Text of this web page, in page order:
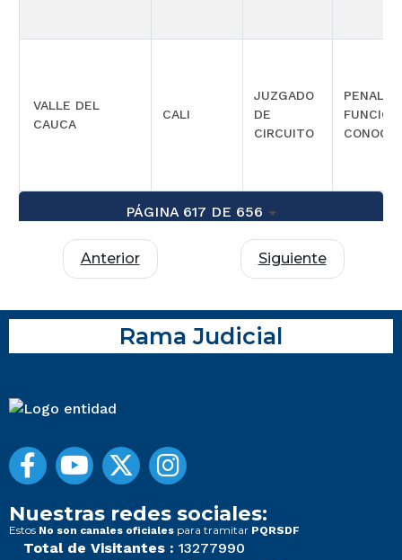
VALLE DEL
CAUCA
CALI
JUZGADO
DE
CIRCUITO
PENAL
PÁGINA 617 DE 656
Anterior Siguiente
Rama Judicial
Nuestras redes sociales:
Estos No son canales oficiales para tramitar PQRSDF
Total de Visitantes : 13277990